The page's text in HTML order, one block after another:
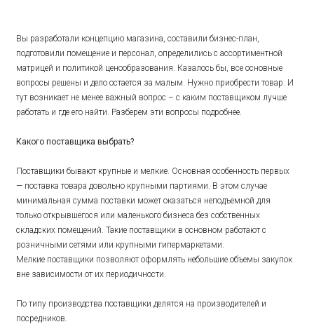
Вы разработали концепцию магазина, составили бизнес-план,
подготовили помещение и персонал, определились с ассортиментной
матрицей и политикой ценообразования. Казалось бы, все основные
вопросы решены и дело остается за малым. Нужно приобрести товар. И
тут возникает не менее важный вопрос – с каким поставщиком лучше
работать и где его найти. Разберем эти вопросы подробнее.
Какого поставщика выбрать?
Поставщики бывают крупные и мелкие. Основная особенность первых
— поставка товара довольно крупными партиями. В этом случае
минимальная сумма поставки может оказаться неподъемной для
только открывшегося или маленького бизнеса без собственных
складских помещений. Такие поставщики в основном работают с
розничными сетями или крупными гипермаркетами.
Мелкие поставщики позволяют оформлять небольшие объемы закупок
вне зависимости от их периодичности.
По типу производства поставщики делятся на производителей и
посредников.